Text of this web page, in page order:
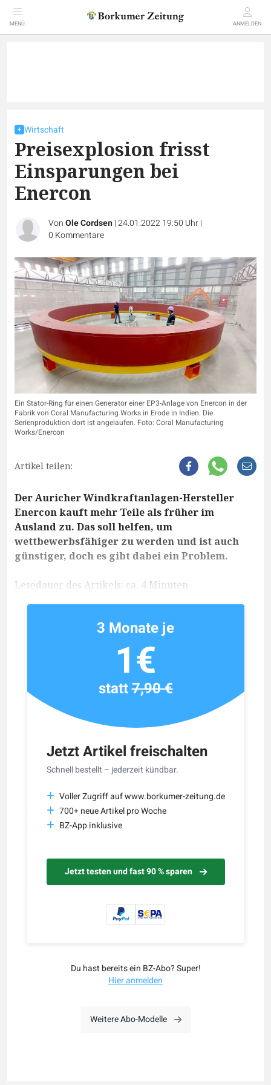
MENÜ ANMELDEN
Wirtschaft
Preisexplosion frisst
Einsparungen bei
Enercon
VonOle Cordsen|24.01.2022 19:50 Uhr|
0 Kommentare
Ein Stator-Ring für einen Generator einer EP3-Anlage von Enercon in der
Fabrik von Coral Manufacturing Works in Erode in Indien. Die
Serienproduktion dort ist angelaufen. Foto: Coral Manufacturing
Works/Enercon
Artikel teilen:
Der Auricher Windkraftanlagen-Hersteller
Enercon kauft mehr Teile als früher im
Ausland zu. Das soll helfen, um
wettbewerbsfähiger zu werden und ist auch
günstiger, doch es gibt dabei ein Problem.
Lesedauer des Artikels: ca. 4 Minuten
Jetzt Artikel freischalten
Schnell bestellt – jederzeit kündbar.
Voller Zugriff auf www.borkumer-zeitung.de
700+ neue Artikel pro Woche
BZ-App inklusive
Jetzt testen und fast 90 % sparen
3 Monate je
1€
statt7,90 €
Du hast bereits ein BZ-Abo? Super!
Hier anmelden
Weitere Abo-Modelle